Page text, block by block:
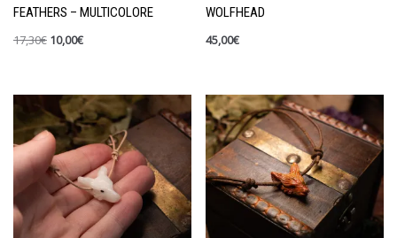
FEATHERS – MULTICOLORE
17,30€ 10,00€
WOLFHEAD
45,00€